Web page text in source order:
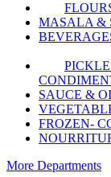
MASALA &
SAUCE &
FROZEN-
More Departments